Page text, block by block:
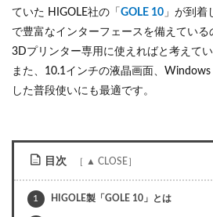
ていた HIGOLE社の「 GOLE 10 」が到着
で豊富なインターフェースを備えてい
3Dプリンター専用に使えればと考えてい
また、10.1インチの液晶画面、
した普段使いにも最適です。
目次
1 HIGOLE製「GOLE 10」とは